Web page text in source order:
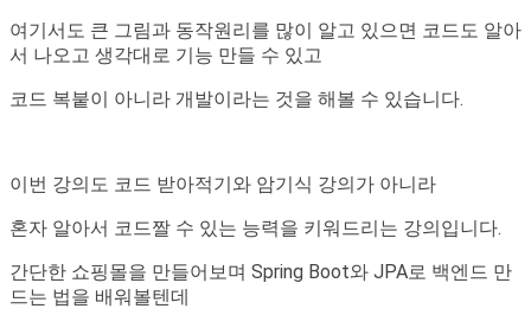
여기서도 큰 그림과 동작원리를 많이 알고 있으면 코드도 알아
서 나오고 생각대로 기능 만들 수 있고
코드 복붙이 아니라 개발이라는 것을 해볼 수 있습니다.
이번 강의도 코드 받아적기와 암기식 강의가 아니라
혼자 알아서 코드짤 수 있는 능력을 키워드리는 강의입니다.
간단한 쇼핑몰을 만들어보며 Spring Boot와 JPA로 백엔드 만
드는 법을 배워볼텐데